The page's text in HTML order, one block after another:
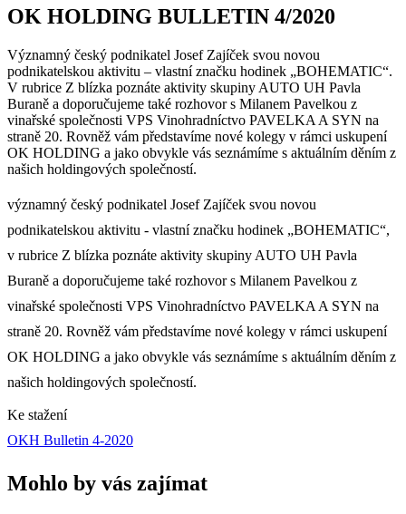
OK HOLDING BULLETIN 4/2020
Významný český podnikatel Josef Zajíček svou novou
podnikatelskou aktivitu – vlastní značku hodinek „BOHEMATIC“.
V rubrice Z blízka poznáte aktivity skupiny AUTO UH Pavla
Buraně a doporučujeme také rozhovor s Milanem Pavelkou z
vinařské společnosti VPS Vinohradníctvo PAVELKA A SYN na
straně 20. Rovněž vám představíme nové kolegy v rámci uskupení
OK HOLDING a jako obvykle vás seznámíme s aktuálním děním z
našich holdingových společností.
významný český podnikatel Josef Zajíček svou novou
podnikatelskou aktivitu - vlastní značku hodinek „BOHEMATIC“,
v rubrice Z blízka poznáte aktivity skupiny AUTO UH Pavla
Buraně a doporučujeme také rozhovor s Milanem Pavelkou z
vinařské společnosti VPS Vinohradníctvo PAVELKA A SYN na
straně 20. Rovněž vám představíme nové kolegy v rámci uskupení
OK HOLDING a jako obvykle vás seznámíme s aktuálním děním z
našich holdingových společností.
Ke stažení
OKH Bulletin 4-2020
Mohlo by vás zajímat